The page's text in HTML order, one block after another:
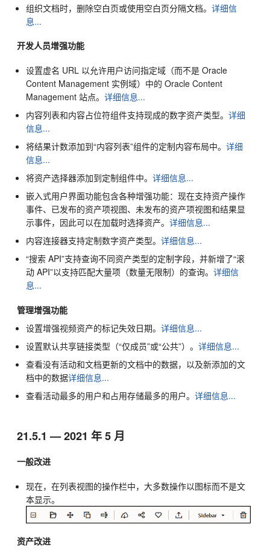
组织文档时，删除空白页或使用空白页分隔文档。详细信
息...
开发人员增强功能
设置虚名 URL 以允许用户访问指定域（而不是Oracle
Content Management 实例域）中的Oracle Content
Management 站点。详细信息...
内容列表和内容占位符组件支持现成的数字资产类型。详细
信息...
将结果计数添加到“内容列表”组件的定制内容布局中。详细
信息...
将资产选择器添加到定制组件中。详细信息...
嵌入式用户界面功能包含各种增强功能：现在支持资产操作
事件、已发布的资产项视图、未发布的资产项视图和结果显
示事件，因此可以在加载时选择资产。详细信息...
内容连接器支持定制数字资产类型。详细信息...
“搜索 API”支持查询不同资产类型的定制字段，并新增了“滚
动 API”以支持匹配大量项（数量无限制）的查询。详细信
息...
管理增强功能
设置增强视频资产的标记失效日期。详细信息...
设置默认共享链接类型（“仅成员”或“公共”）。详细信息...
查看没有活动和文档更新的文档中的数据，以及新添加的文
档中的数据详细信息...
查看活动最多的用户和占用存储最多的用户。详细信息...
21.5.1 — 2021 年 5 月
一般改进
现在，在列表视图的操作栏中，大多数操作以图标而不是文
本显示。
资产改进